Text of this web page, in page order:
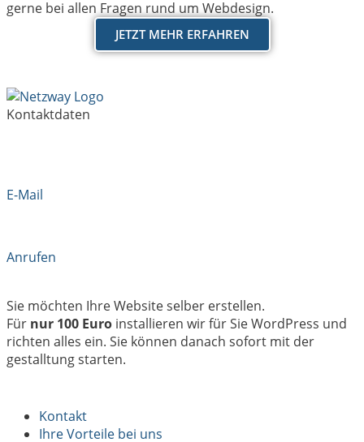
gerne bei allen Fragen rund um Webdesign.
JETZT MEHR ERFAHREN
Kontaktdaten
E-Mail
Anrufen
Sie möchten Ihre Website selber erstellen.
Für nur 100 Euro installieren wir für Sie WordPress und
richten alles ein. Sie können danach sofort mit der
gestalltung starten.
Kontakt
Ihre Vorteile bei uns